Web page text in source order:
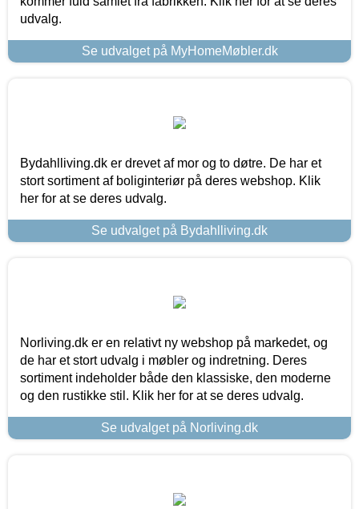
udvalg.
Se udvalget på MyHomeMøbler.dk
Bydahlliving.dk er drevet af mor og to døtre. De har et
stort sortiment af boliginteriør på deres webshop. Klik
her for at se deres udvalg.
Se udvalget på Bydahlliving.dk
Norliving.dk er en relativt ny webshop på markedet, og
de har et stort udvalg i møbler og indretning. Deres
sortiment indeholder både den klassiske, den moderne
og den rustikke stil. Klik her for at se deres udvalg.
Se udvalget på Norliving.dk